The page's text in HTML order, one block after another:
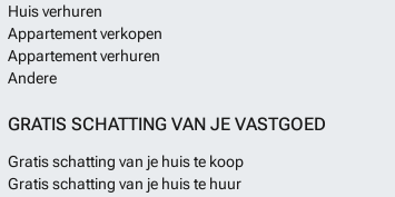
Huis verhuren
Appartement verkopen
Appartement verhuren
Andere
GRATIS SCHATTING VAN JE VASTGOED
Gratis schatting van je huis te koop
Gratis schatting van je huis te huur